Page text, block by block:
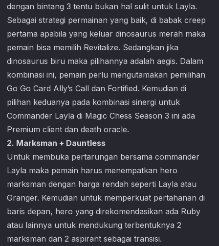
dengan bintang 3 tentu bukan hal sulit untuk Layla.
Sebagai strategi permainan yang baik, di babak creep
pertama apabila yang keluar dinosaurus merah maka
pemain bisa memilih Revitalize. Sedangkan jika
dinosaurus biru maka pilihannya adalah aegis. Dalam
kombinasi ini, pemain perlu mengutamakan pemilihan
Go Go Card Ally’s Call dan Fortified. Kemudian di
pilihan keduanya pada kombinasi sinergi untuk
Commander Layla di Magic Chess Season 3 ini ada
Premium client dan death oracle.
2. Marksman + Dauntless
Untuk membuka pertarungan bersama commander
Layla maka pemain harus menempatkan hero
marksman dengan harga rendah seperti Layla atau
Granger. Kemudian untuk memperkuat pertahanan di
baris depan, hero yang direkomendasikan ada Ruby
atau lainnya untuk mendukung terbentuknya 2
marksman dan 2 aspirant sebagai transisi.